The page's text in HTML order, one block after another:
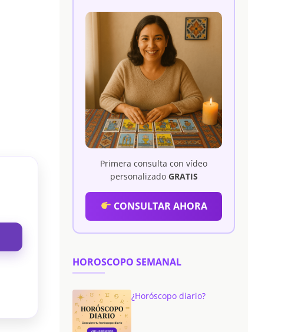
Primera consulta con vídeo
personalizado GRATIS
CONSULTAR AHORA
HOROSCOPO SEMANAL
¿Horóscopo diario?